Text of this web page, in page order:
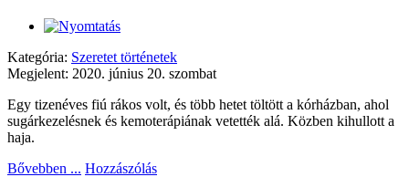
Kategória: Szeretet történetek
Megjelent: 2020. június 20. szombat
Egy tizenéves fiú rákos volt, és több hetet töltött a kórházban, ahol
sugárkezelésnek és kemoterápiának vetették alá. Közben kihullott a
haja.
Bővebben ... Hozzászólás